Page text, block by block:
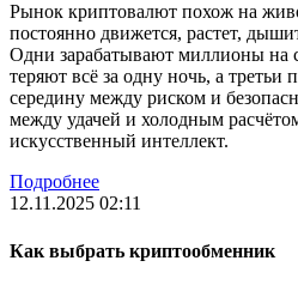
Рынок криптовалют похож на
постоянно движется, растет,
Одни зарабатывают миллионы на
теряют всё за одну ночь, а третьи
середину между риском и
между удачей и холодным
искусственный интеллект.
Подробнее
12.11.2025 02:11
Как выбрать криптообменник